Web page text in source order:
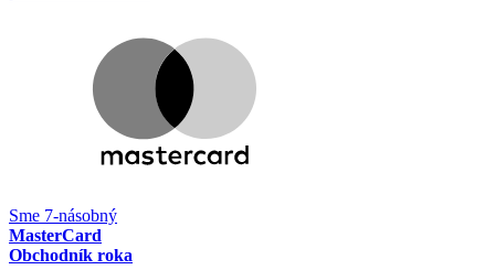
Sme 7-násobný
MasterCard
Obchodník roka